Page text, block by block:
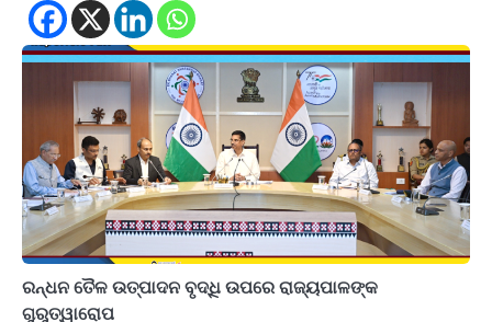
ରନ୍ଧନ ତୈଳ ଉତ୍ପାଦନ ବୃଦ୍ଧି ଉପରେ ରାଜ୍ୟପାଳଙ୍କ
ଗୁରୁତ୍ୱାରୋପ